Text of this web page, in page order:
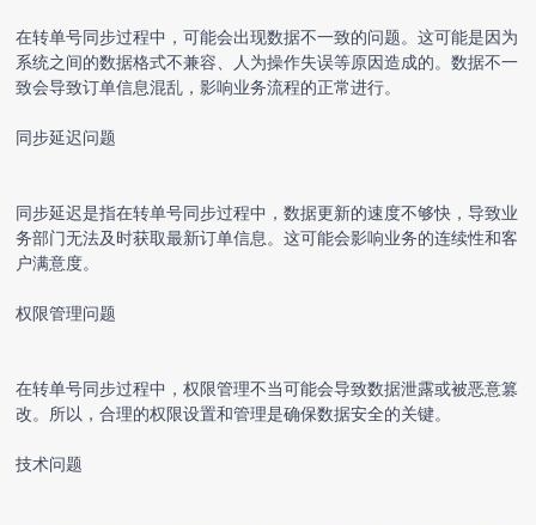
在转单号同步过程中，可能会出现数据不一致的问题。这可能是因为
系统之间的数据格式不兼容、人为操作失误等原因造成的。数据不一
致会导致订单信息混乱，影响业务流程的正常进行。
同步延迟问题
同步延迟是指在转单号同步过程中，数据更新的速度不够快，导致业
务部门无法及时获取最新订单信息。这可能会影响业务的连续性和客
户满意度。
权限管理问题
在转单号同步过程中，权限管理不当可能会导致数据泄露或被恶意篡
改。所以，合理的权限设置和管理是确保数据安全的关键。
技术问题